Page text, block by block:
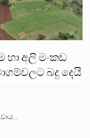
හා අලි මංකඩ
බදු දෙයි